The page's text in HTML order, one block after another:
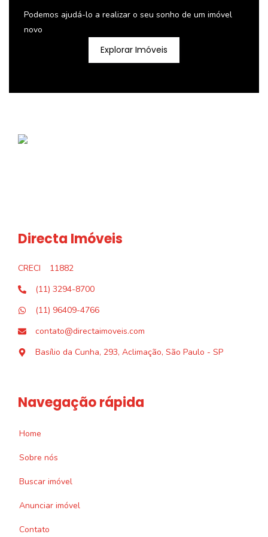
Podemos ajudá-lo a realizar o seu sonho de um imóvel
novo
Explorar Imóveis
Directa Imóveis
CRECI
11882
(11) 3294-8700
(11) 96409-4766
contato@directaimoveis.com
Basílio da Cunha, 293, Aclimação, São Paulo - SP
Navegação rápida
Home
Sobre nós
Buscar imóvel
Anunciar imóvel
Contato